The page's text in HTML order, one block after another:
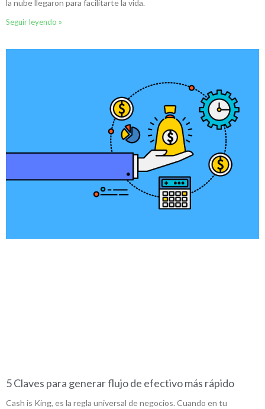
la nube llegaron para facilitarte la vida.
Seguir leyendo »
5 Claves para generar flujo de efectivo más rápido
Cash is King, es la regla universal de negocios. Cuando en tu